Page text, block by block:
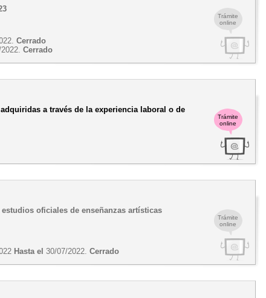
Trámite
online
Cerrado
2022.Cerrado
Trámite
online
a través de la experiencia laboral o de
Trámite
online
oficiales de enseñanzas artísticas
Hasta el 30/07/2022.Cerrado